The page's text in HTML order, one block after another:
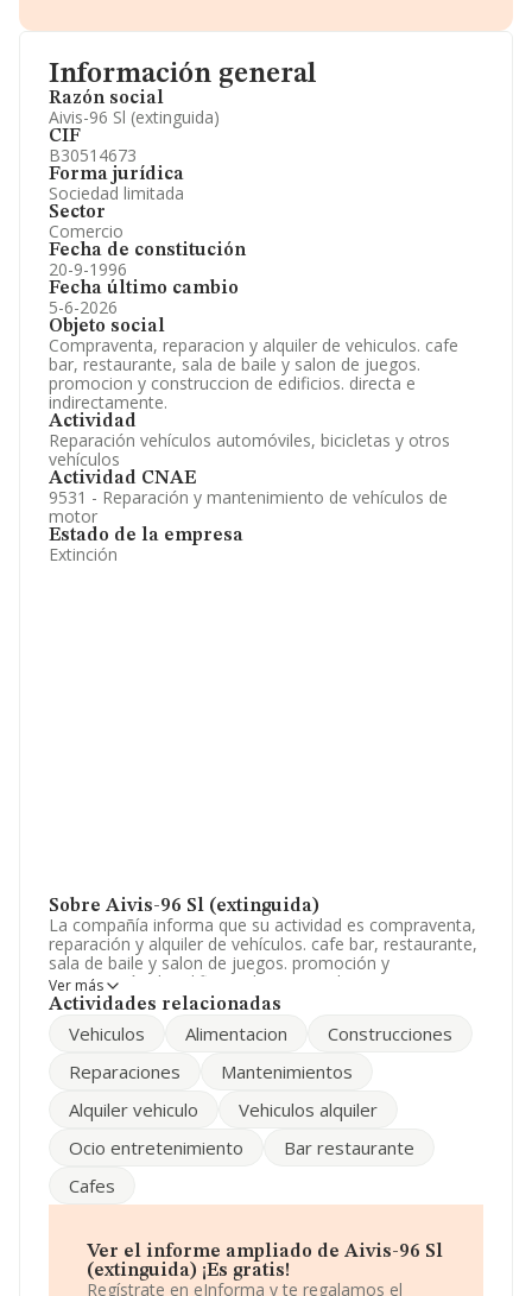
Información general
Razón social
Aivis-96 Sl (extinguida)
CIF
B30514673
Forma jurídica
Sociedad limitada
Sector
Comercio
Fecha de constitución
20-9-1996
Fecha último cambio
5-6-2026
Objeto social
Compraventa, reparacion y alquiler de vehiculos. cafe
bar, restaurante, sala de baile y salon de juegos.
promocion y construccion de edificios. directa e
indirectamente.
Actividad
Reparación vehículos automóviles, bicicletas y otros
vehículos
Actividad CNAE
9531 - Reparación y mantenimiento de vehículos de
motor
Estado de la empresa
Extinción
Sobre Aivis-96 Sl (extinguida)
La compañía informa que su actividad es compraventa,
reparación y alquiler de vehículos. cafe bar, restaurante,
sala de baile y salon de juegos. promoción y
construcción de edificios. directa e indirectamente. La
empresa aparece inscrita en el Registro Mercantil como
código '%cnae%'. La empresa no tiene actividad en
B30514673, tiene domicilio fiscal en Carretera De
hasta 39.493 empresas, la facturación en el ámbito
nacional alcanza los 11.044 millones de euros y la media
alcanza los 279 mil euros. Teniendo en cuenta la
información sobre Murcia, en la base de datos
INFORMA constan 1295 empresas, cuyas ventas han
Ver más
Actividades relacionadas
Vehiculos Alimentacion
Construcciones
Reparaciones
Mantenimientos
Alquiler vehiculo
Vehiculos alquiler
Ocio entretenimiento
Bar restaurante
Cafes
Ver el informe ampliado de Aivis-96 Sl
(extinguida) ¡Es gratis!
Regístrate en eInforma y te regalamos el
Información oficial y registral complementaria.